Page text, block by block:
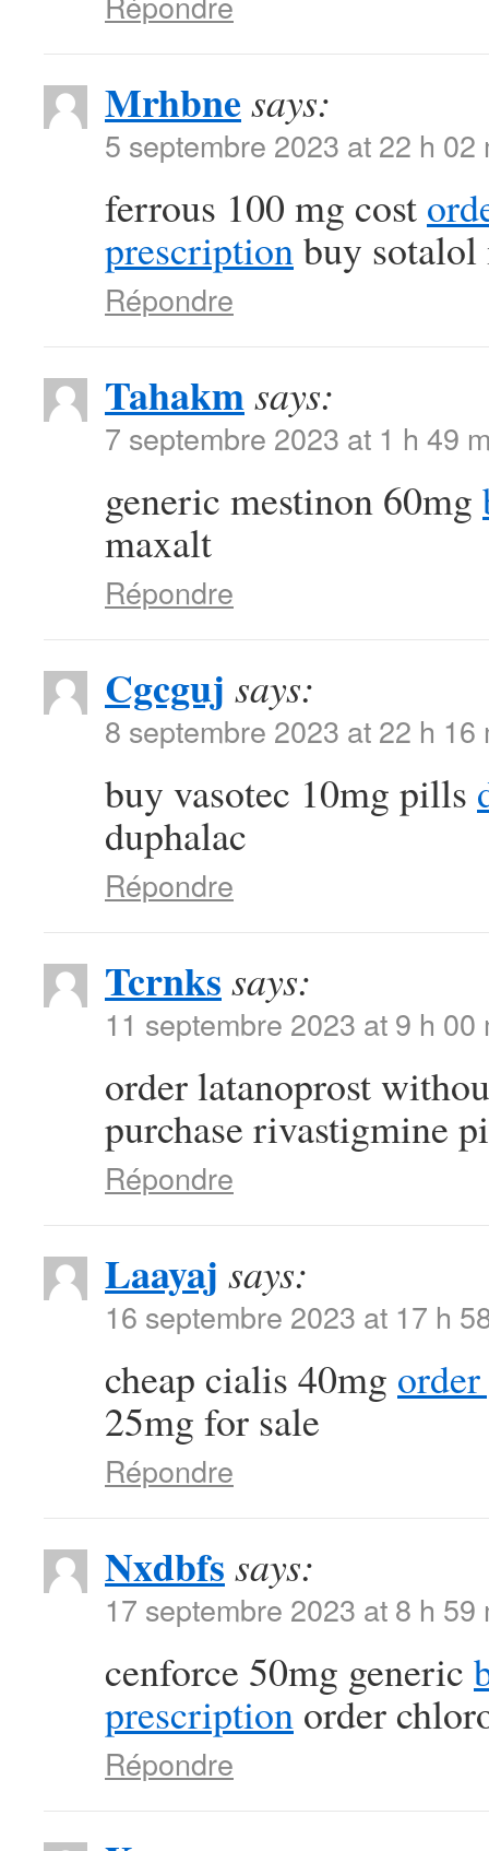
Mrhbne says:
5 septembre 2023 at 22 h 02
ferrous 100 mg cost
prescriptionbuy
Répondre
Tahakmsays:
7 septembre 2023 at 1 h 49
generic mestinon 60mg
maxalt
Répondre
Cgcguj says:
8 septembre 2023 at 22 h 16
buy vasotec 10mg pills
duphalac
Répondre
Tcrnks says:
11 septembre 2023 at 9 h 00
order latanoprost
purchase rivastigmine
Répondre
Laayaj says:
16 septembre 2023 at 17 h
cheap cialis 40mg
25mg for sale
Répondre
Nxdbfs says:
17 septembre 2023 at 8 h 59
cenforce 50mg generic
prescription order
Répondre